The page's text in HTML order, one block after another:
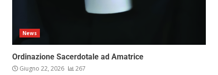
News
Ordinazione Sacerdotale ad Amatrice
Giugno 22, 2026 267